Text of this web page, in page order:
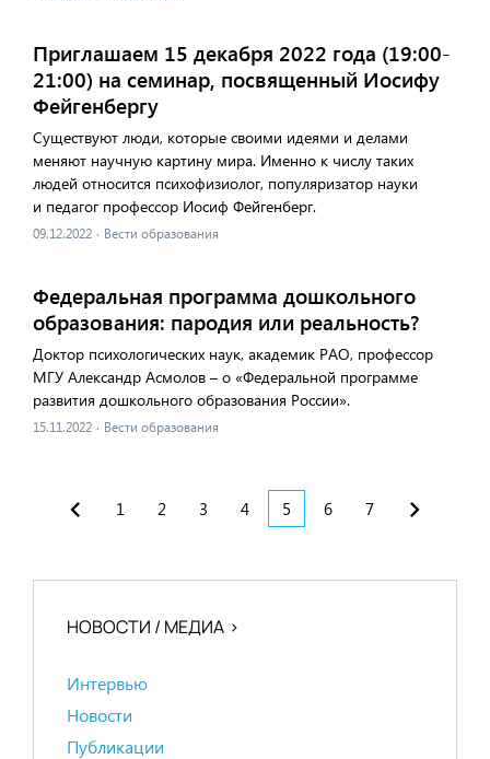
Приглашаем 15 декабря 2022 года (19:00-
21:00) на семинар, посвященный Иосифу
Фейгенбергу
Существуют люди, которые своими идеями и делами
меняют научную картину мира. Именно к числу таких
людей относится психофизиолог, популяризатор науки
и педагог профессор Иосиф Фейгенберг.
09.12.2022 · Вести образования
Федеральная программа дошкольного
образования: пародия или реальность?
Доктор психологических наук, академик РАО, профессор
МГУ Александр Асмолов – о ​«Федеральной программе
развития дошкольного образования России».
15.11.2022 · Вести образования
1 2 3 4 5 6 7
НОВОСТИ / МЕДИА
Интервью
Новости
Публикации